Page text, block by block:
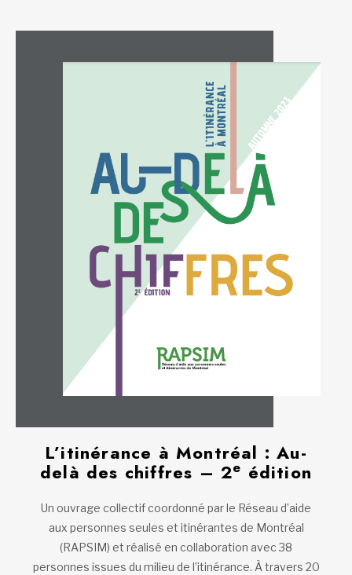
L’itinérance à Montréal : Au-
delà des chiffres – 2e édition
Un ouvrage collectif coordonné par le Réseau d’aide
aux personnes seules et itinérantes de Montréal
(RAPSIM) et réalisé en collaboration avec 38
personnes issues du milieu de l’itinérance. À travers 20